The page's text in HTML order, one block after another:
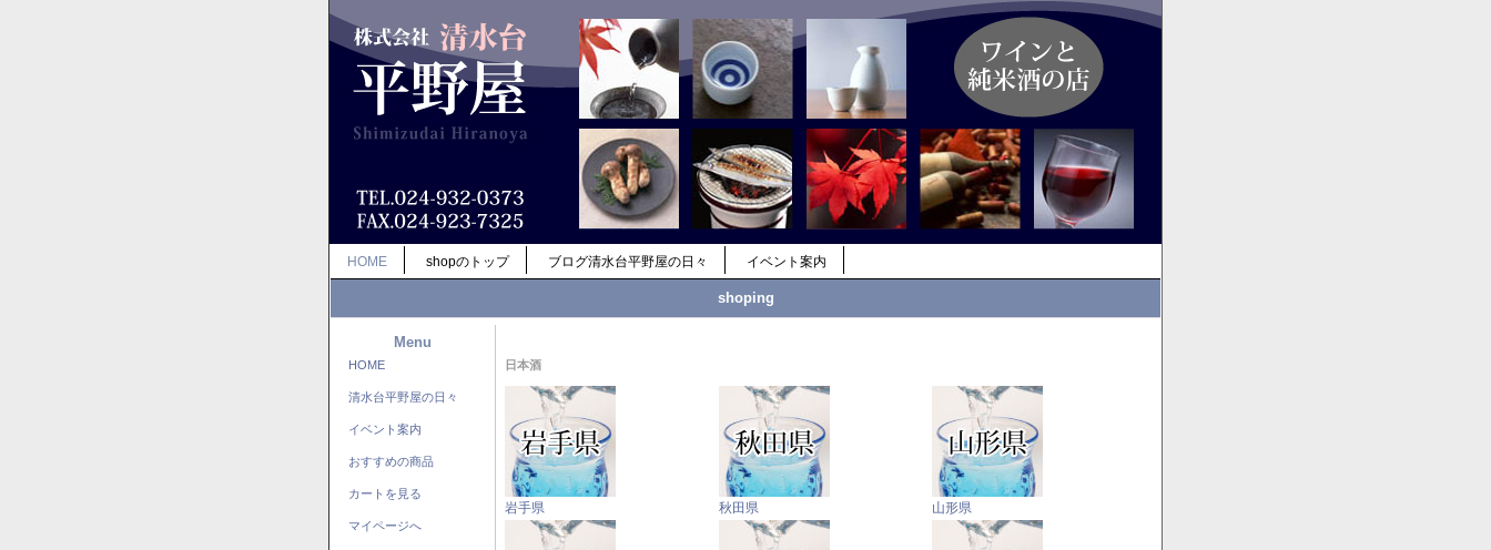
HOME shopのトップ ブログ清水台平野屋の日々 イベント案内
shoping
Menu
HOME
清水台平野屋の日々
イベント案内
おすすめの商品
カートを見る
マイページへ
日本酒
岩手県 秋田県 山形県